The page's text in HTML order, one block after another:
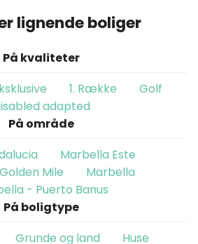
lignende boliger
På kvaliteter
1. Række
Golf
adapted
På område
Marbella Este
Mile
Marbella
- Puerto Banus
På boligtype
Grunde og land
Huse